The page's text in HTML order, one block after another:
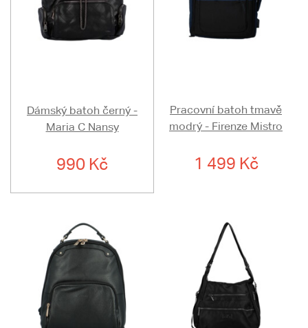
Dámský batoh černý -
Maria C Nansy
990 Kč
Pracovní batoh tmavě
modrý - Firenze Mistro
1 499 Kč